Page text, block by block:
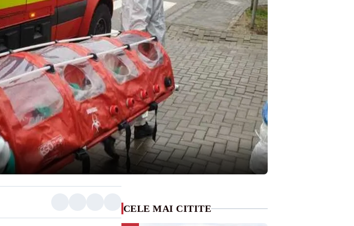
CELE MAI CITITE